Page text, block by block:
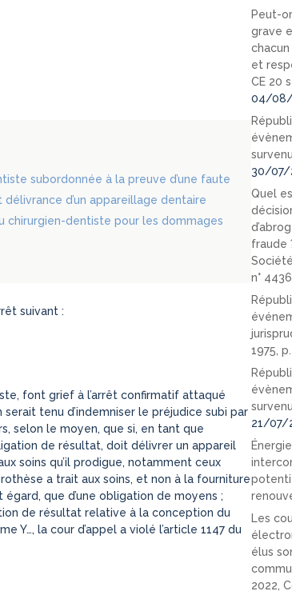
subordonnée à la preuve d’une faute
d’un appareillage dentaire
chirurgien-dentiste pour les dommages
suivant :
font grief à l’arrêt confirmatif attaqué
tenu d’indemniser le préjudice subi par
selon le moyen, que si, en tant que
de résultat, doit délivrer un appareil
soins qu’il prodigue, notamment ceux
a trait aux soins, et non à la fourniture
que d’une obligation de moyens ;
de résultat relative à la conception du
Y…, la cour d’appel a violé l’article 1147 du
Peut-
grave
et
CE 20
04/
30/07/
Quel
fraude
n°
1975,
21/07/
Les
élus
2022,